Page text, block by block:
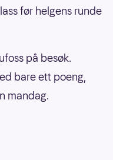
før helgens runde
på besøk.
bare ett poeng,
mandag.